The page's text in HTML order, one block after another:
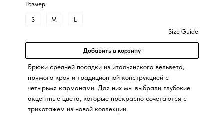
Размер:
S M
L
Size Guide
Добавить в корзину
Брюки средней посадки из итальянского вельвета,
прямого кроя и традиционной конструкцией с
четырьмя карманами. Для них мы выбрали глубокие
акцентные цвета, которые прекрасно сочетаются с
трикотажем из новой коллекции.